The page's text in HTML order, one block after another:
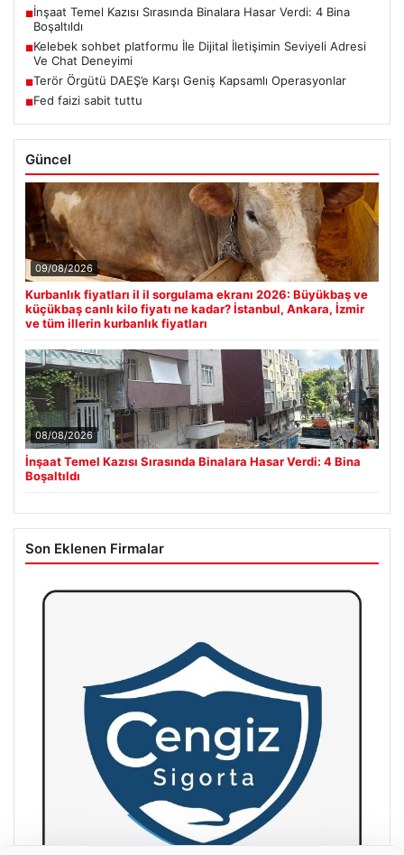
■İnşaat Temel Kazısı Sırasında Binalara Hasar Verdi: 4 Bina
Boşaltıldı
■Kelebek sohbet platformu İle Dijital İletişimin Seviyeli Adresi
Ve Chat Deneyimi
■Terör Örgütü DAEŞ’e Karşı Geniş Kapsamlı Operasyonlar
■Fed faizi sabit tuttu
Güncel
09/08/2026
Kurbanlık fiyatları il il sorgulama ekranı 2026: Büyükbaş ve
küçükbaş canlı kilo fiyatı ne kadar? İstanbul, Ankara, İzmir
ve tüm illerin kurbanlık fiyatları
08/08/2026
İnşaat Temel Kazısı Sırasında Binalara Hasar Verdi: 4 Bina
Boşaltıldı
Son Eklenen Firmalar